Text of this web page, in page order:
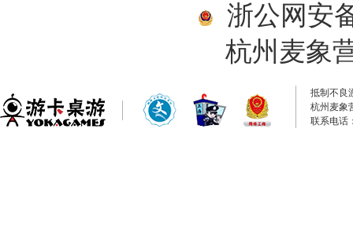
浙公网安
杭州麦象
抵制不良
杭州麦象
联系电话